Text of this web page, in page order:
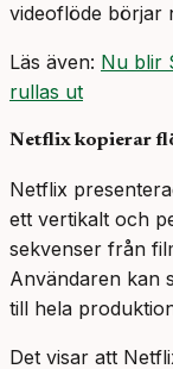
videoflöde börjar
Läs även: Nu blir
rullas ut
Netflix kopierar
Netflix
ett vertikalt och
sekvenser från
Användaren kan
till hela
Det visar att